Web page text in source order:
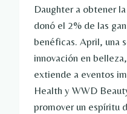
Daughter a obtener
donó el 2% de las
benéficas. April, una
innovación en
extiende a eventos
Health y WWD
promover un espíritu